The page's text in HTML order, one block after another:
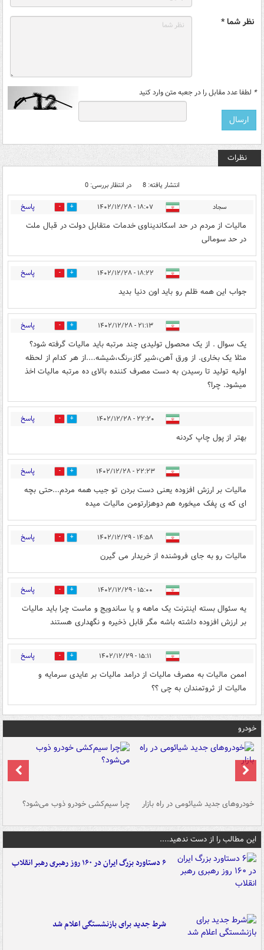
نظر شما *
* لطفا عدد مقابل را در جعبه متن وارد کنید
نظرات
انتشار یافته: 8 در انتظار بررسی: 0
سجاد ۱۸:۰۷ - ۱۴۰۲/۱۲/۲۸ 11 پاسخ
مالیات از مردم در حد اسکاندیناوی خدمات متقابل دولت در قبال ملت
در حد سومالی
۱۸:۲۲ - ۱۴۰۲/۱۲/۲۸ 8 پاسخ
جواب این همه ظلم رو باید اون دنیا بدید
۲۱:۱۳ - ۱۴۰۲/۱۲/۲۸ 0 پاسخ
یک سوال . از یک محصول تولیدی چند مرتبه باید مالیات گرفته شود؟
مثلا یک بخاری. از ورق آهن،شیر گاز،رنگ،شیشه....از هر کدام از لحظه
اولیه تولید تا رسیدن به دست مصرف کننده بالای ده مرتبه مالیات اخذ
میشود. چرا؟
۲۲:۲۰ - ۱۴۰۲/۱۲/۲۸ 1 پاسخ
بهتر از پول چاپ کردنه
۲۲:۲۳ - ۱۴۰۲/۱۲/۲۸ 22 پاسخ
مالیات بر ارزش افزوده یعنی دست بردن تو جیب همه مردم...حتی بچه
ای که ی پفک میخوره هم دوهزارتومن مالیات میده
۱۴:۵۸ - ۱۴۰۲/۱۲/۲۹ 0 پاسخ
مالیات رو به جای فروشنده از خریدار می گیرن
۱۵:۰۰ - ۱۴۰۲/۱۲/۲۹ 0 پاسخ
یه سئوال بسته اینترنت یک ماهه و یا ساندویج و ماست چرا باید مالیات
بر ارزش افزوده داشته باشه مگر قابل ذخیره و نگهداری هستند
۱۵:۱۱ - ۱۴۰۲/۱۲/۲۹ 0 پاسخ
اممن مالیات به مصرف مالیات از درامد مالیات بر عایدی سرمایه و
مالیات از ثروتمندان به چی ؟؟
خودرو
خودروهای جدید شیائومی در راه بازار چرا سیم‌کشی خودرو ذوب می‌شود؟
این مطالب را از دست ندهید....
۶ دستاورد بزرگ ایران در ۱۶۰ روز رهبری رهبر انقلاب
شرط جدید برای بازنشستگی اعلام شد